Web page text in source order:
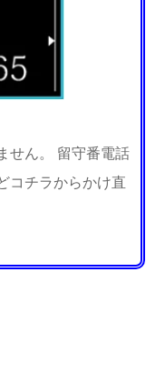
せん。 留守番電話
コチラからかけ直